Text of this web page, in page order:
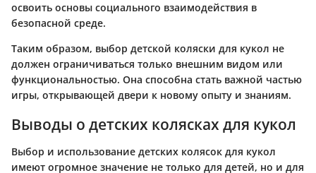
освоить основы социального взаимодействия в
безопасной среде.
Таким образом, выбор детской коляски для кукол не
должен ограничиваться только внешним видом или
функциональностью. Она способна стать важной частью
игры, открывающей двери к новому опыту и знаниям.
Выводы о детских колясках для кукол
Выбор и использование детских колясок для кукол
имеют огромное значение не только для детей, но и для